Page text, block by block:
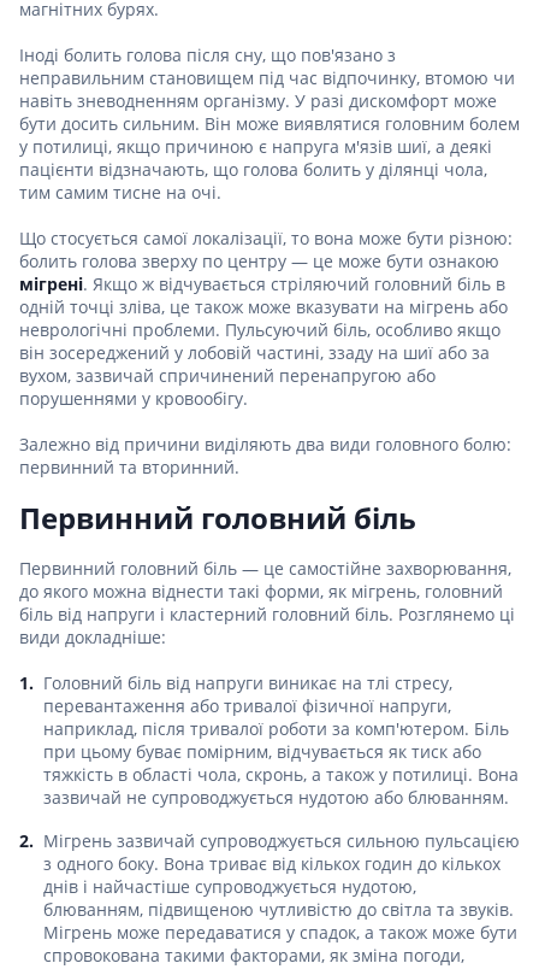
магнітних бурях.
Іноді болить голова після сну, що пов'язано з
неправильним становищем під час відпочинку, втомою чи
навіть зневодненням організму. У разі дискомфорт може
бути досить сильним. Він може виявлятися головним болем
у потилиці, якщо причиною є напруга м'язів шиї, а деякі
пацієнти відзначають, що голова болить у ділянці чола,
тим самим тисне на очі.
Що стосується самої локалізації, то вона може бути різною:
болить голова зверху по центру — це може бути ознакою
мігрені. Якщо ж відчувається стріляючий головний біль в
одній точці зліва, це також може вказувати на мігрень або
неврологічні проблеми. Пульсуючий біль, особливо якщо
він зосереджений у лобовій частині, ззаду на шиї або за
вухом, зазвичай спричинений перенапругою або
порушеннями у кровообігу.
Залежно від причини виділяють два види головного болю:
первинний та вторинний.
Первинний головний біль
Первинний головний біль — це самостійне захворювання,
до якого можна віднести такі форми, як мігрень, головний
біль від напруги і кластерний головний біль. Розглянемо ці
види докладніше:
Головний біль від напруги виникає на тлі стресу,
перевантаження або тривалої фізичної напруги,
наприклад, після тривалої роботи за комп'ютером. Біль
при цьому буває помірним, відчувається як тиск або
тяжкість в області чола, скронь, а також у потилиці. Вона
зазвичай не супроводжується нудотою або блюванням.
Мігрень зазвичай супроводжується сильною пульсацією
з одного боку. Вона триває від кількох годин до кількох
днів і найчастіше супроводжується нудотою,
блюванням, підвищеною чутливістю до світла та звуків.
Мігрень може передаватися у спадок, а також може бути
спровокована такими факторами, як зміна погоди,